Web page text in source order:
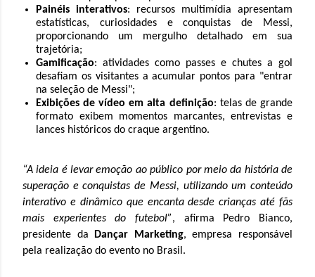
Painéis interativos: recursos multimídia apresentam
estatísticas, curiosidades e conquistas de Messi,
proporcionando um mergulho detalhado em sua
trajetória;
Gamificação: atividades como passes e chutes a gol
desafiam os visitantes a acumular pontos para "entrar
na seleção de Messi";
Exibições de vídeo em alta definição: telas de grande
formato exibem momentos marcantes, entrevistas e
lances históricos do craque argentino.
“A ideia é levar emoção ao público por meio da história de
superação e conquistas de Messi, utilizando um conteúdo
interativo e dinâmico que encanta desde crianças até fãs
mais experientes do futebol”, afirma Pedro Bianco,
presidente da
Dançar Marketing, empresa responsável
pela realização do evento no Brasil.